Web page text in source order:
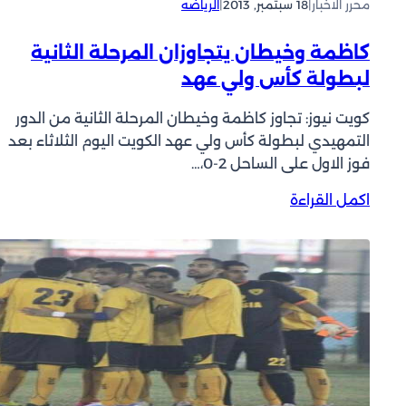
س
ئ
ي
ة
ل
ث
ي
و
س
أ
س
د
د
محرر الاخبار|18 سبتمبر, 2013 |الرياضه
كاظمة وخيطان يتجاوزان المرحلة الثانية
لبطولة كأس ولي عهد
كويت نيوز: تجاوز كاظمة وخيطان المرحلة الثانية من الدور
التمهيدي لبطولة كأس ولي عهد الكويت اليوم الثلاثاء بعد
فوز الاول على الساحل 2-0،…
اكمل القراءة
:
ظ
م
ة
و
خ
ي